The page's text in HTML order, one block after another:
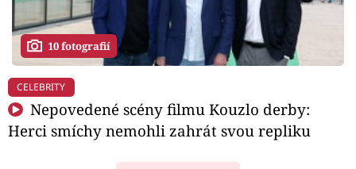
10 fotografií
CELEBRITY
Nepovedené scény filmu Kouzlo derby:
Herci smíchy nemohli zahrát svou repliku